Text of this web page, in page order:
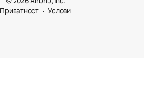
Приватност
Услови